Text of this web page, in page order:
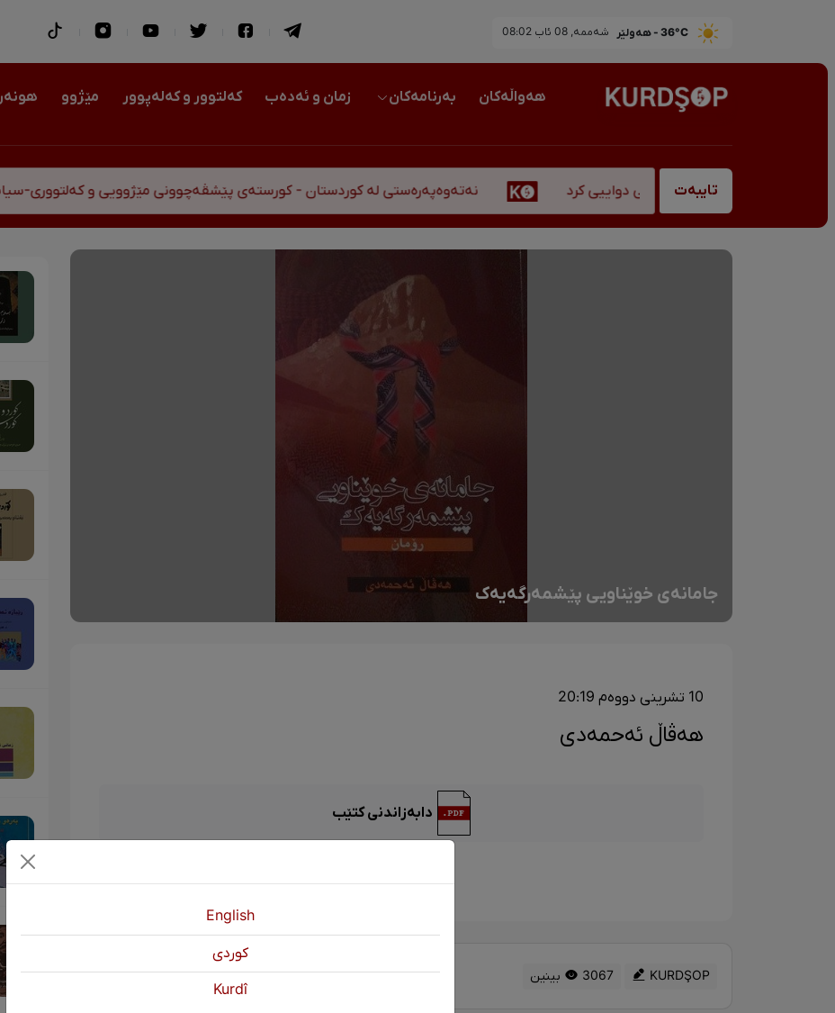
36°C - هەولێر شەممە, 08 ئاب 08:02
هەواڵەکان بەرنامەکان زمان و ئەدەب کەلتوور و کەلەپوور مێژوو هونەر
تایبەت
"قادر سۆفیانی" کۆچی دواییی کرد نەتەوەپەرەستی لە کوردستان - کورستەی پێشڤەچوونی مێژوویی و کەلتووری-سیاسی
جامانەی خوێناویی پێشمەرگەیەک
10 تشرینی دووەم 20:19
هەڤاڵ ئەحمەدی
دابەزاندنی کتێب
KURDŞOP 3067 بینین
English
كوردی
Kurdî